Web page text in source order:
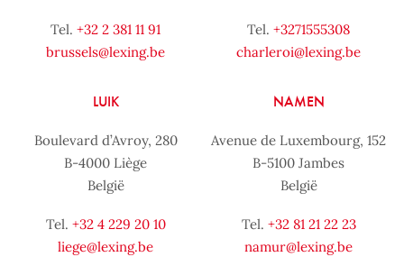
Tel. +32 2 381 11 91
brussels@lexing.be
Tel. +3271555308
charleroi@lexing.be
LUIK
Boulevard d’Avroy, 280
B-4000 Liège
België
Tel. +32 4 229 20 10
liege@lexing.be
NAMEN
Avenue de Luxembourg, 152
B-5100 Jambes
België
Tel. +32 81 21 22 23
namur@lexing.be